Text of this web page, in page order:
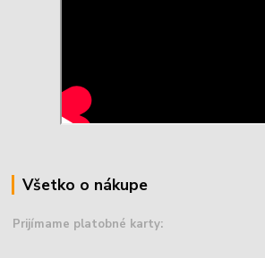
Všetko o nákupe
Prijímame platobné karty: